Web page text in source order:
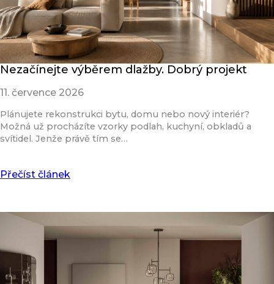
Nezačínejte výběrem dlažby. Dobrý projekt
11. července 2026
Plánujete rekonstrukci bytu, domu nebo nový interiér?
Možná už procházíte vzorky podlah, kuchyní, obkladů a
svítidel. Jenže právě tím se…
Přečíst článek